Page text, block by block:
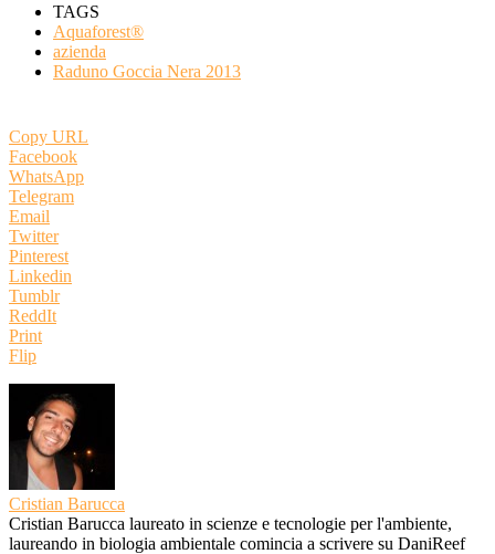
TAGS
Aquaforest®
azienda
Raduno Goccia Nera 2013
Copy URL
Facebook
WhatsApp
Telegram
Email
Twitter
Pinterest
Linkedin
Tumblr
ReddIt
Print
Flip
Cristian Barucca
Cristian Barucca laureato in scienze e tecnologie per l'ambiente,
laureando in biologia ambientale comincia a scrivere su DaniReef